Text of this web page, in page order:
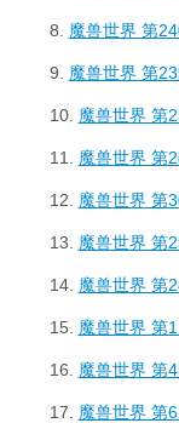
8. 魔兽世界 第
9. 魔兽世界 第
10. 魔兽世界 第
11. 魔兽世界 第
12. 魔兽世界 第
13. 魔兽世界 第
14. 魔兽世界 第
15. 魔兽世界 第
16. 魔兽世界 第
17. 魔兽世界 第